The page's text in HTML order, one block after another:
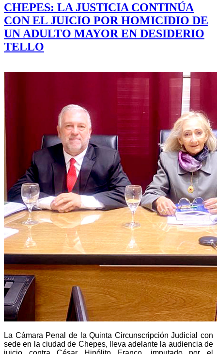
CHEPES: LA JUSTICIA CONTINÚA
CON EL JUICIO POR HOMICIDIO DE
UN ADULTO MAYOR EN DESIDERIO
TELLO
La Cámara Penal de la Quinta Circunscripción Judicial con
sede en la ciudad de Chepes, lleva adelante la audiencia de